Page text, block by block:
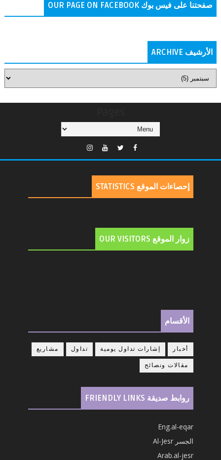
صفحتنا على فيس بوك OUR PAGE ON FACEBOOK
الأرشيف ARCHIVE
إحصاءات الموقع STATISTICS
زوار الموقع OUR VISITORS
الأقسام
أخبار إشارات تداول يومية تداول مشاريع
مقالات ونصائح
روابط صديقة FRIENDLY LINKS
Eng.al-eqar
الجسر Al-Jesr
Arab.al-jesr